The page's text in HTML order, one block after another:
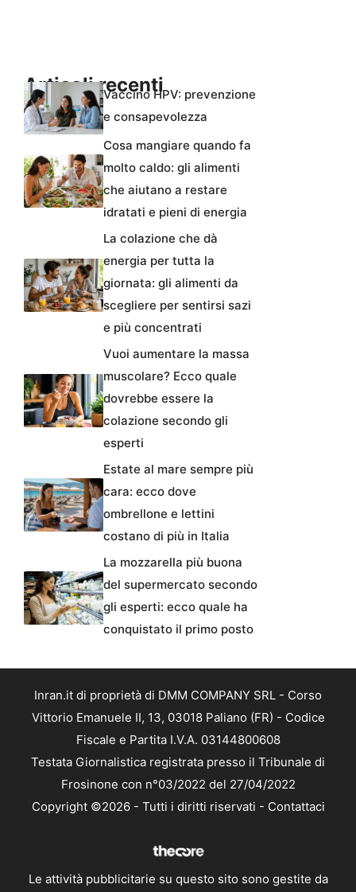
Articoli recentiVaccino HPV: prevenzione
e consapevolezza
Cosa mangiare quando fa
molto caldo: gli alimenti
che aiutano a restare
idratati e pieni di energia
La colazione che dà
energia per tutta la
giornata: gli alimenti da
scegliere per sentirsi sazi
e più concentrati
Vuoi aumentare la massa
muscolare? Ecco quale
dovrebbe essere la
colazione secondo gli
esperti
Estate al mare sempre più
cara: ecco dove
ombrellone e lettini
costano di più in Italia
La mozzarella più buona
del supermercato secondo
gli esperti: ecco quale ha
conquistato il primo posto
Inran.it di proprietà di DMM COMPANY SRL - Corso
Vittorio Emanuele II, 13, 03018 Paliano (FR) - Codice
Fiscale e Partita I.V.A. 03144800608
Testata Giornalistica registrata presso il Tribunale di
Frosinone con n°03/2022 del 27/04/2022
Copyright ©2026 - Tutti i diritti riservati - Contattaci
Le attività pubblicitarie su questo sito sono gestite da